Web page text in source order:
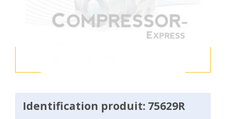
Identification produit: 75629R